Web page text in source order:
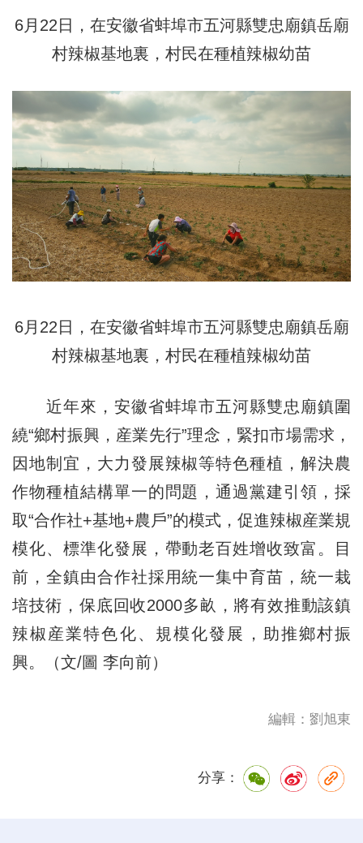
6月22日，在安徽省蚌埠市五河縣雙忠廟鎮岳廟
村辣椒基地裏，村民在種植辣椒幼苗
6月22日，在安徽省蚌埠市五河縣雙忠廟鎮岳廟
村辣椒基地裏，村民在種植辣椒幼苗
近年來，安徽省蚌埠市五河縣雙忠廟鎮圍
繞“鄉村振興，産業先行”理念，緊扣市場需求，
因地制宜，大力發展辣椒等特色種植，解決農
作物種植結構單一的問題，通過黨建引領，採
取“合作社+基地+農戶”的模式，促進辣椒産業規
模化、標準化發展，帶動老百姓增收致富。目
前，全鎮由合作社採用統一集中育苗，統一栽
培技術，保底回收2000多畝，將有效推動該鎮
辣椒産業特色化、規模化發展，助推鄉村振
興。（文/圖 李向前）
編輯：劉旭東
分享：